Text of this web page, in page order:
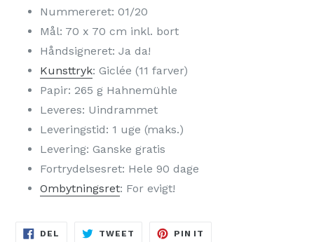
Nummereret: 01/20
Mål: 70 x 70 cm inkl. bort
Håndsigneret: Ja da!
Kunsttryk: Giclée (11 farver)
Papir: 265 g Hahnemühle
Leveres: Uindrammet
Leveringstid: 1 uge (maks.)
Levering: Ganske gratis
Fortrydelsesret: Hele 90 dage
Ombytningsret: For evigt!
DEL TWEET TWEET
PIN IT